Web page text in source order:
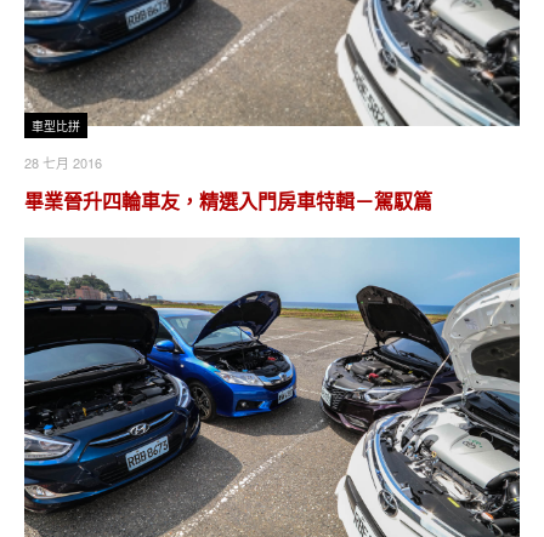
車型比拼
28 七月 2016
畢業晉升四輪車友，精選入門房車特輯－駕馭篇